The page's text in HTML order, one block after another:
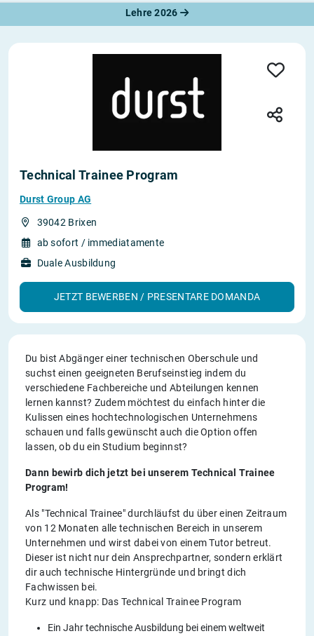
Lehre 2026
Technical Trainee Program
Durst Group AG
39042 Brixen
ab sofort / immediatamente
Duale Ausbildung
JETZT BEWERBEN / PRESENTARE DOMANDA
Du bist Abgänger einer technischen Oberschule und
suchst einen geeigneten Berufseinstieg indem du
verschiedene Fachbereiche und Abteilungen kennen
lernen kannst? Zudem möchtest du einfach hinter die
Kulissen eines hochtechnologischen Unternehmens
schauen und falls gewünscht auch die Option offen
lassen, ob du ein Studium beginnst?
Dann bewirb dich jetzt bei unserem Technical Trainee
Program!
Als "Technical Trainee" durchläufst du über einen Zeitraum
von 12 Monaten alle technischen Bereich in unserem
Unternehmen und wirst dabei von einem Tutor betreut.
Dieser ist nicht nur dein Ansprechpartner, sondern erklärt
dir auch technische Hintergründe und bringt dich
Fachwissen bei.
Kurz und knapp: Das Technical Trainee Program
Ein Jahr technische Ausbildung bei einem weltweit